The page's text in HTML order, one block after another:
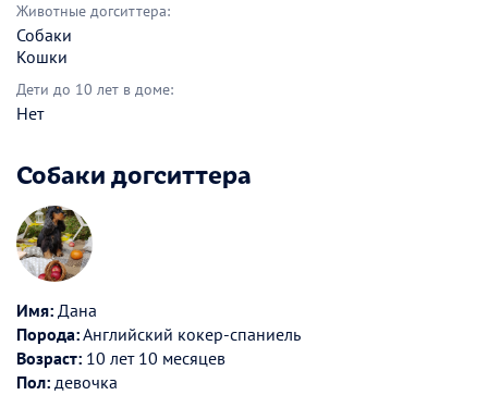
Животные догситтера:
Собаки
Кошки
Дети до 10 лет в доме:
Нет
Собаки догситтера
Имя: Дана
Порода:Английский кокер-спаниель
Возраст: 10 лет 10 месяцев
Пол: девочка